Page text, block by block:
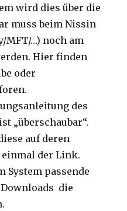
wird dies über die
muss beim Nissin
MFT/…) noch am
Hier finden
oder
des
„überschaubar“.
auf deren
einmal der Link.
System passende
die